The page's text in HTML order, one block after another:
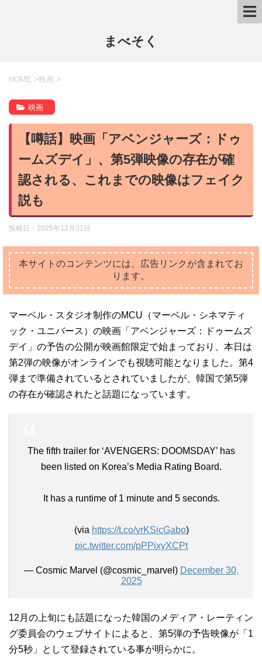
まべそく
HOME > 映画 >
映画
【噂話】映画「アベンジャーズ：ドゥ
ームズデイ」、第5弾映像の存在が確
認される、これまでの映像はフェイク
説も
投稿日： 2025年12月31日
本サイトのコンテンツには、広告リンクが含まれてお
ります。
マーベル・スタジオ制作のMCU（マーベル・シネマティ
ック・ユニバース）の映画「アベンジャーズ：ドゥームズ
デイ」の予告の公開が映画館限定で始まっており、本日は
第2弾の映像がオンラインでも視聴可能となりました。第4
弾まで準備されているとされていましたが、韓国で第5弾
の存在が確認されたと話題になっています。
The fifth trailer for ‘AVENGERS: DOOMSDAY’ has
been listed on Korea’s Media Rating Board.
It has a runtime of 1 minute and 5 seconds.
(via https://t.co/vrKSicGabo)
pic.twitter.com/pPPixyXCPt
— Cosmic Marvel (@cosmic_marvel) December 30,
2025
12月の上旬にも話題になった韓国のメディア・レーティン
グ委員会のウェブサイトによると、第5弾の予告映像が「1
分5秒」として登録されている事が明らかに。